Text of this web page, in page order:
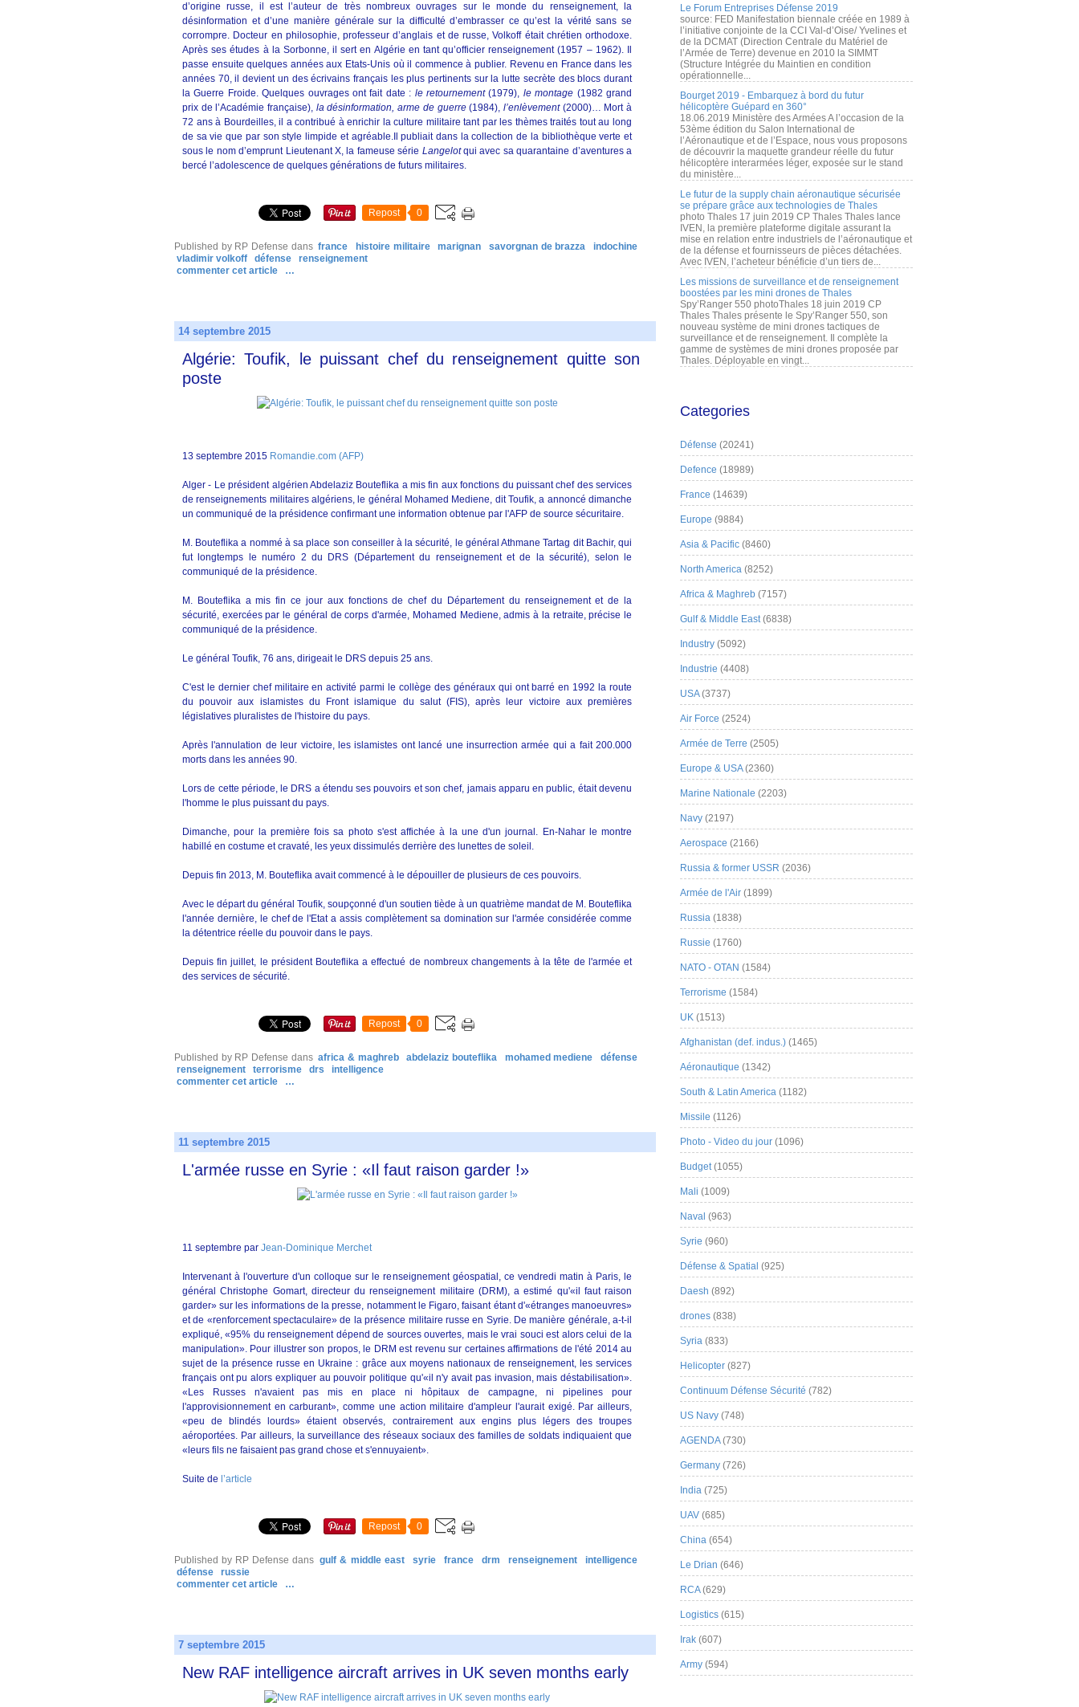
d’origine russe, il est l’auteur de très nombreux ouvrages sur le monde du renseignement, la
désinformation et d’une manière générale sur la difficulté d’embrasser ce qu’est la vérité sans se
corrompre. Docteur en philosophie, professeur d’anglais et de russe, Volkoff était chrétien orthodoxe.
Après ses études à la Sorbonne, il sert en Algérie en tant qu’officier renseignement (1957 – 1962). Il
passe ensuite quelques années aux Etats-Unis où il commence à publier. Revenu en France dans les
années 70, il devient un des écrivains français les plus pertinents sur la lutte secrète des blocs durant
la Guerre Froide. Quelques ouvrages ont fait date : le retournement(1979), le montage (1982 grand
prix de l’Académie française), la désinformation, arme de guerre(1984), l’enlèvement(2000)… Mort à
72 ans à Bourdeilles, il a contribué à enrichir la culture militaire tant par les thèmes traités tout au long
de sa vie que par son style limpide et agréable.Il publiait dans la collection de la bibliothèque verte et
sous le nom d’emprunt Lieutenant X, la fameuse série Langelotqui avec sa quarantaine d’aventures a
bercé l’adolescence de quelques générations de futurs militaires.
Repost 0
Published by RP Defense dans france histoire militaire marignan savorgnan de brazza
indochine
vladimir volkoff
défense
renseignement
commenter cet article
…
14 septembre 2015
Algérie: Toufik, le puissant chef du renseignement quitte son
poste
13 septembre 2015 Romandie.com (AFP)
Alger - Le président algérien Abdelaziz Bouteflika a mis fin aux fonctions du puissant chef des services
de renseignements militaires algériens, le général Mohamed Mediene, dit Toufik, a annoncé dimanche
un communiqué de la présidence confirmant une information obtenue par l'AFP de source sécuritaire.
M. Bouteflika a nommé à sa place son conseiller à la sécurité, le général Athmane Tartag dit Bachir, qui
fut longtemps le numéro 2 du DRS (Département du renseignement et de la sécurité), selon le
communiqué de la présidence.
M. Bouteflika a mis fin ce jour aux fonctions de chef du Département du renseignement et de la
sécurité, exercées par le général de corps d'armée, Mohamed Mediene, admis à la retraite, précise le
communiqué de la présidence.
Le général Toufik, 76 ans, dirigeait le DRS depuis 25 ans.
C'est le dernier chef militaire en activité parmi le collège des généraux qui ont barré en 1992 la route
du pouvoir aux islamistes du Front islamique du salut (FIS), après leur victoire aux premières
législatives pluralistes de l'histoire du pays.
Après l'annulation de leur victoire, les islamistes ont lancé une insurrection armée qui a fait 200.000
morts dans les années 90.
Lors de cette période, le DRS a étendu ses pouvoirs et son chef, jamais apparu en public, était devenu
l'homme le plus puissant du pays.
Dimanche, pour la première fois sa photo s'est affichée à la une d'un journal. En-Nahar le montre
habillé en costume et cravaté, les yeux dissimulés derrière des lunettes de soleil.
Depuis fin 2013, M. Bouteflika avait commencé à le dépouiller de plusieurs de ces pouvoirs.
Avec le départ du général Toufik, soupçonné d'un soutien tiède à un quatrième mandat de M. Bouteflika
l'année dernière, le chef de l'Etat a assis complètement sa domination sur l'armée considérée comme
la détentrice réelle du pouvoir dans le pays.
Depuis fin juillet, le président Bouteflika a effectué de nombreux changements à la tête de l'armée et
des services de sécurité.
Repost 0
Published by RP Defense dans africa & maghreb abdelaziz bouteflika mohamed mediene
défense
renseignement
terrorisme drs
intelligence
commenter cet article
…
11 septembre 2015
L'armée russe en Syrie : «Il faut raison garder !»
11 septembre par Jean-Dominique Merchet
Intervenant à l'ouverture d'un colloque sur le renseignement géospatial, ce vendredi matin à Paris, le
général Christophe Gomart, directeur du renseignement militaire (DRM), a estimé qu'«il faut raison
garder» sur les informations de la presse, notamment le Figaro, faisant étant d'«étranges manoeuvres»
et de «renforcement spectaculaire» de la présence militaire russe en Syrie. De manière générale, a-t-il
expliqué, «95% du renseignement dépend de sources ouvertes, mais le vrai souci est alors celui de la
manipulation». Pour illustrer son propos, le DRM est revenu sur certaines affirmations de l'été 2014 au
sujet de la présence russe en Ukraine : grâce aux moyens nationaux de renseignement, les services
français ont pu alors expliquer au pouvoir politique qu'«il n'y avait pas invasion, mais déstabilisation».
«Les Russes n'avaient pas mis en place ni hôpitaux de campagne, ni pipelines pour
l'approvisionnement en carburant», comme une action militaire d'ampleur l'aurait exigé. Par ailleurs,
«peu de blindés lourds» étaient observés, contrairement aux engins plus légers des troupes
aéroportées. Par ailleurs, la surveillance des réseaux sociaux des familles de soldats indiquaient que
«leurs fils ne faisaient pas grand chose et s'ennuyaient».
Suite de l’article
Repost 0
Published by RP Defense dans gulf & middle east syrie france drm renseignement
intelligence
défense
russie
commenter cet article
…
7 septembre 2015
New RAF intelligence aircraft arrives in UK seven months early
Le Forum Entreprises Défense 2019
source: FED Manifestation biennale créée en 1989 à
l’initiative conjointe de la CCI Val-d’Oise/ Yvelines et
de la DCMAT (Direction Centrale du Matériel de
l’Armée de Terre) devenue en 2010 la SIMMT
(Structure Intégrée du Maintien en condition
opérationnelle...
Bourget 2019 - Embarquez à bord du futur
hélicoptère Guépard en 360°
18.06.2019 Ministère des Armées A l’occasion de la
53ème édition du Salon International de
l’Aéronautique et de l’Espace, nous vous proposons
de découvrir la maquette grandeur réelle du futur
hélicoptère interarmées léger, exposée sur le stand
du ministère...
Le futur de la supply chain aéronautique sécurisée
se prépare grâce aux technologies de Thales
photo Thales 17 juin 2019 CP Thales Thales lance
IVEN, la première plateforme digitale assurant la
mise en relation entre industriels de l’aéronautique et
de la défense et fournisseurs de pièces détachées.
Avec IVEN, l’acheteur bénéficie d’un tiers de...
Les missions de surveillance et de renseignement
boostées par les mini drones de Thales
Spy’Ranger 550 photoThales 18 juin 2019 CP
Thales Thales présente le Spy’Ranger 550, son
nouveau système de mini drones tactiques de
surveillance et de renseignement. Il complète la
gamme de systèmes de mini drones proposée par
Thales. Déployable en vingt...
Categories
Défense (20241)
Defence (18989)
France (14639)
Europe (9884)
Asia & Pacific (8460)
North America (8252)
Africa & Maghreb (7157)
Gulf & Middle East(6838)
Industry (5092)
Industrie (4408)
USA(3737)
Air Force (2524)
Armée de Terre (2505)
Europe & USA(2360)
Marine Nationale (2203)
Navy (2197)
Aerospace (2166)
Russia & former USSR (2036)
Armée de l'Air (1899)
Russia (1838)
Russie (1760)
NATO - OTAN (1584)
Terrorisme (1584)
UK (1513)
Afghanistan (def. indus.) (1465)
Aéronautique (1342)
South & Latin America (1182)
Missile (1126)
Photo - Video du jour (1096)
Budget(1055)
Mali (1009)
Naval (963)
Syrie (960)
Défense & Spatial (925)
Daesh (892)
drones (838)
Syria (833)
Helicopter (827)
Continuum Défense Sécurité (782)
US Navy (748)
AGENDA(730)
Germany (726)
India (725)
UAV (685)
China (654)
Le Drian (646)
RCA(629)
Logistics (615)
Irak (607)
Army (594)